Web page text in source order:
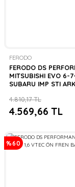
FERODO
FERODO DS
MITSUBISHI EVO
SUBARU IMP STI
4.569,66 TL
4.810,17 TL
%60